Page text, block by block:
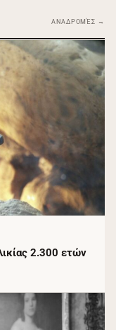
ΑΝΑΔΡΟΜΈΣ →
2.300 ετών